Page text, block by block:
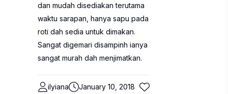
dan mudah disediakan terutama
waktu sarapan, hanya sapu pada
roti dah sedia untuk dimakan.
Sangat digemari disampinh ianya
sangat murah dah menjimatkan.
ilyiana January 10, 2018